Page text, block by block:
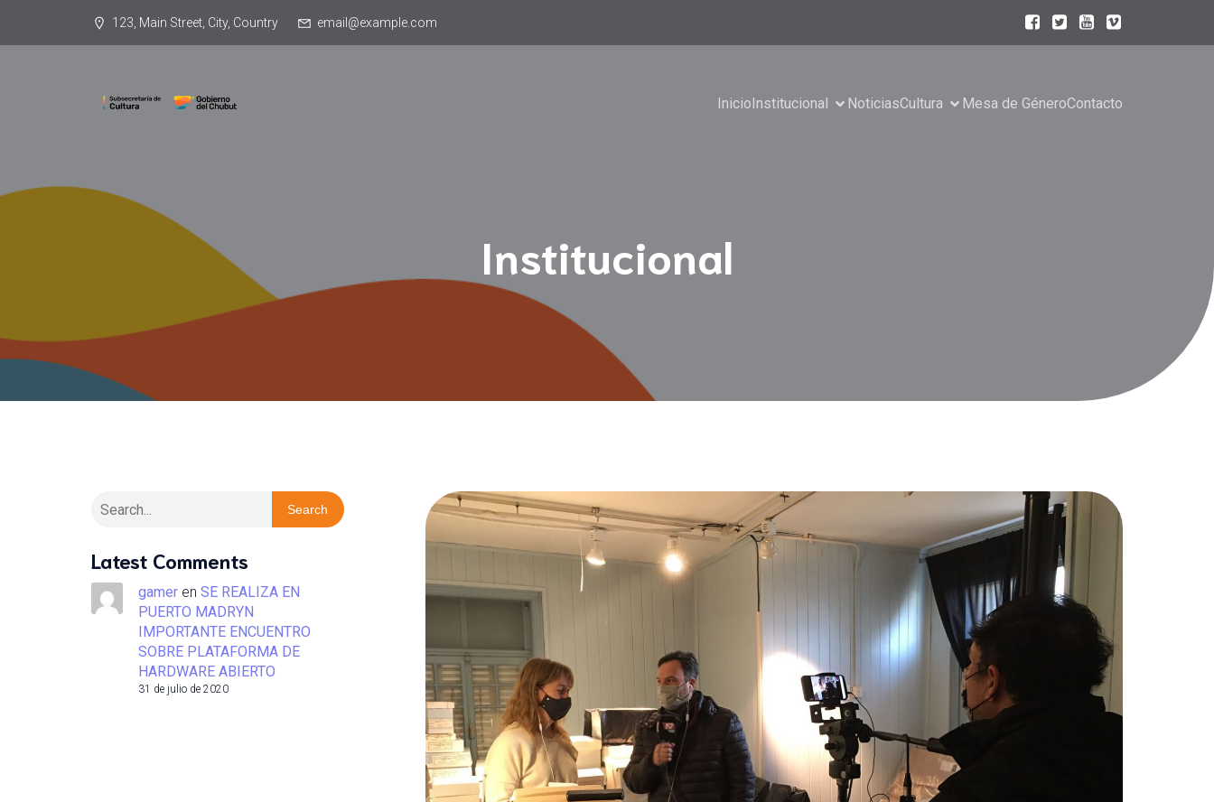
123, Main Street, City, Country email@example.com
InicioInstitucional NoticiasCultura Mesa de GéneroContacto
Institucional
Search
Latest Comments
gamer en SE REALIZA EN
PUERTO MADRYN
IMPORTANTE ENCUENTRO
SOBRE PLATAFORMA DE
HARDWARE ABIERTO
31 de julio de 2020